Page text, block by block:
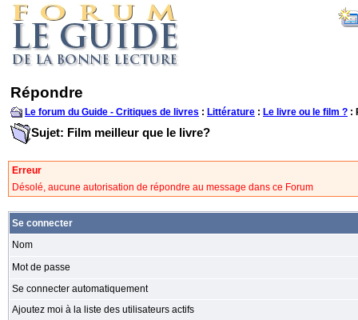
Répondre
Le forum du Guide - Critiques de livres : Littérature : Le livre ou le film ? :
Sujet: Film meilleur que le livre?
Erreur
Désolé, aucune autorisation de répondre au message dans ce Forum
Se connecter
Nom
Mot de passe
Se connecter automatiquement
Ajoutez moi à la liste des utilisateurs actifs